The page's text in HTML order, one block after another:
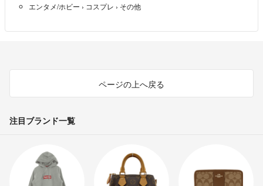
エンタメ/ホビー › コスプレ › その他
ページの上へ戻る
注目ブランド一覧